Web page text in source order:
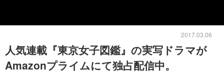
2017.03.06
人気連載『東京女子図鑑』の実写ドラマが
Amazonプライムにて独占配信中。